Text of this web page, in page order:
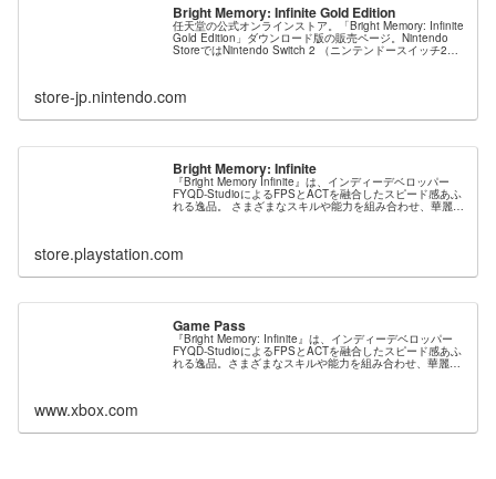
Bright Memory: Infinite Gold Edition
任天堂の公式オンラインストア。「Bright Memory: Infinite
Gold Edition」ダウンロード版の販売ページ。Nintendo
StoreではNintendo Switch 2 （ニンテンドースイッチ2）
本体やソフト、オリジナルグッズ、公式ストア限定商品な
store-jp.nintendo.com
Bright Memory: Infinite
『Bright Memory Infinite』は、インディーデベロッパー
FYQD-StudioによるFPSとACTを融合したスピード感あふ
れる逸品。 さまざまなスキルや能力を組み合わせ、華麗な
store.playstation.com
Game Pass
『Bright Memory: Infinite』は、インディーデベロッパー
FYQD-StudioによるFPSとACTを融合したスピード感あふ
れる逸品。さまざまなスキルや能力を組み合わせ、華麗な
コンボを叩き込め。
www.xbox.com